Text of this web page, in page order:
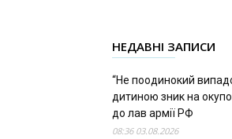
НЕДАВНІ ЗАПИСИ
“Не поодинокий
дитиною зник на
до лав армії РФ
08:36 03.08.2026